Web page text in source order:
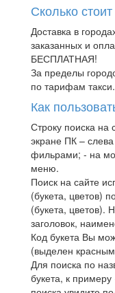
Сколько
Доставка в
заказанных и
БЕСПЛАТНАЯ!
За пределы
по тарифам такси.
Как
Строку поиска на
экране ПК –
фильрами; - на
меню.
Поиск на сайте
(букета, цветов)
(букета, цветов).
заголовок,
Код букета Вы
(выделен
Для поиска по
букета, к